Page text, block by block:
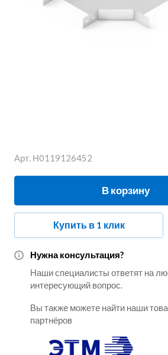
Арт. Н0119126452
В корзину
Купить в 1 клик
Нужна консультация?
Наши специалисты ответят на
интересующий вопрос.
Вы также можете найти наши
партнёров